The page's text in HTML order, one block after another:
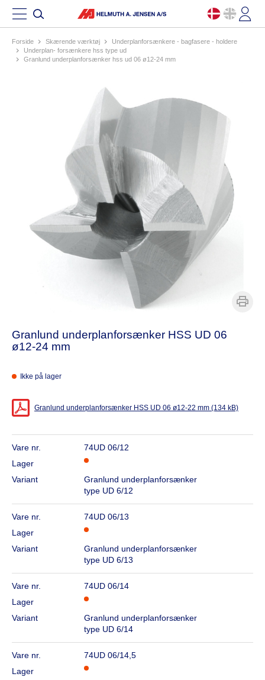
Forside skærende værktøj
underplanforsænkere - bagfasere - holdere
underplan- forsænkere hss type ud
granlund underplanforsænker hss ud 06 ø12-24 mm
Granlund underplanforsænker HSS UD 06
ø12-24 mm
Ikke på lager
Granlund underplanforsænker HSS UD 06 ø12-22 mm (134 kB)
Vare nr.
74UD 06/12
Lager
Variant
Granlund underplanforsænker
type UD 6/12
Vare nr.
74UD 06/13
Lager
Variant
Granlund underplanforsænker
type UD 6/13
Vare nr.
74UD 06/14
Lager
Variant
Granlund underplanforsænker
type UD 6/14
Vare nr.
74UD 06/14,5
Lager